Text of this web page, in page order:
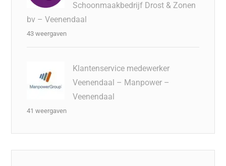
Schoonmaakbedrijf Drost & Zonen
bv – Veenendaal
43 weergaven
Klantenservice medewerker
Veenendaal – Manpower –
Veenendaal
41 weergaven